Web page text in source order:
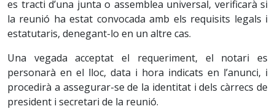
es tracti d’una junta o assemblea universal, verificarà si
la reunió ha estat convocada amb els requisits legals i
estatutaris, denegant-lo en un altre cas.
Una vegada acceptat el requeriment, el notari es
personarà en el lloc, data i hora indicats en l’anunci, i
procedirà a assegurar-se de la identitat i dels càrrecs de
president i secretari de la reunió.